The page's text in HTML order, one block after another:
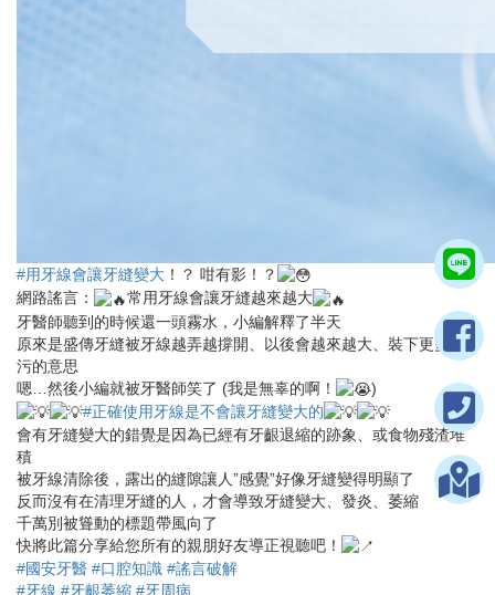
#用牙線會讓牙縫變大 ！？ 咁有影！？
網路謠言：
常用牙線會讓牙縫越來越大
牙醫師聽到的時候還一頭霧水，小編解釋了半天
原來是盛傳牙縫被牙線越弄越撐開、以後會越來越大、裝下更多髒
污的意思
嗯…然後小編就被牙醫師笑了 (我是無辜的啊！
)
#正確使用牙線是不會讓牙縫變大的
會有牙縫變大的錯覺是因為已經有牙齦退縮的跡象、或食物殘渣堆
積
被牙線清除後，露出的縫隙讓人”感覺”好像牙縫變得明顯了
反而沒有在清理牙縫的人，才會導致牙縫變大、發炎、萎縮
千萬別被聳動的標題帶風向了
快將此篇分享給您所有的親朋好友導正視聽吧！
#國安牙醫 #口腔知識 #謠言破解
#牙線 #牙齦萎縮 #牙周病